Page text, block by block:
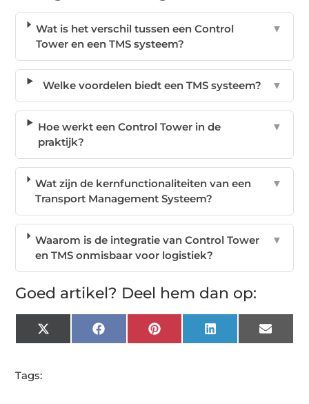
Wat is het verschil tussen een Control
Tower en een TMS systeem?
▼
Welke voordelen biedt een TMS systeem? ▼
Hoe werkt een Control Tower in de
praktijk?
▼
Wat zijn de kernfunctionaliteiten van een
Transport Management Systeem?
▼
Waarom is de integratie van Control Tower
en TMS onmisbaar voor logistiek?
▼
Goed artikel? Deel hem dan op:
X
(Twitter)
FacebookPinterest LinkedIn Email
Tags: